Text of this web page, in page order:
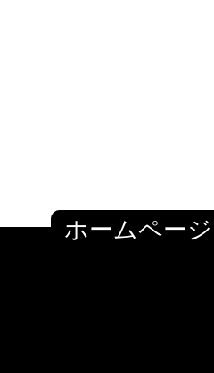
ホームページ